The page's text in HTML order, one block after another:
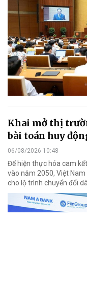
Khai mở thị
bài toán huy
06/08/2026 10:48
Để hiện thực hóa cam
vào năm 2050, Việt
cho lộ trình chuyển đổi